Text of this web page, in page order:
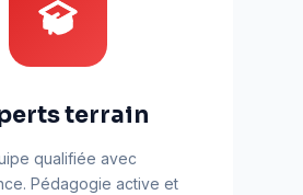
terrain
qualifiée avec
Pédagogie active et